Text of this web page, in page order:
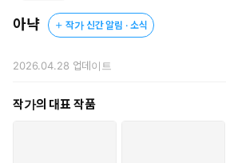
아냑 작가 신간 알림 · 소식
2026.04.28 업데이트
작가의 대표 작품